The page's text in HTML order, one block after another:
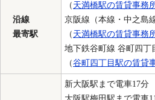
沿線
最寄駅
（ 天満橋駅の賃貸事務
京阪線（本線・中之島
（ 天満橋駅の賃貸事務
地下鉄谷町線 谷町四丁
（谷町四丁目駅の賃貸
新大阪駅まで電車17分